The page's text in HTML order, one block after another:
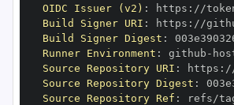
OIDC Issuer (v2) : https :
Build Signer URI : https :
Build Signer Digest :
Runner Environment : github -
Source Repository URI : https :
Source Repository Digest :
Source Repository Ref :